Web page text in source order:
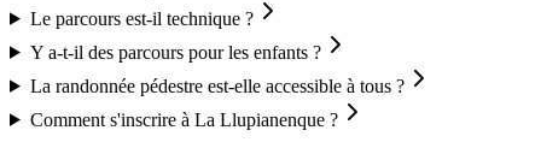
Le parcours est-il technique ?
Y a-t-il des parcours pour les enfants ?
La randonnée pédestre est-elle accessible à tous ?
Comment s'inscrire à La Llupianenque ?